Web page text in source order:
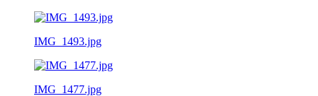
IMG_1493.jpg
IMG_1477.jpg